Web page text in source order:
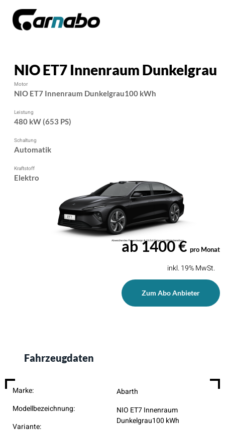
NIO ET7 Innenraum Dunkelgrau
Motor
NIO ET7 Innenraum Dunkelgrau100 kWh
Leistung
480 kW (653 PS)
Schaltung
Automatik
Kraftstoff
Elektro
ab 1400 € pro Monat
inkl. 19% MwSt.
Zum Abo Anbieter
Fahrzeugdaten
Marke:
Modellbezeichnung:
Variante:
Abarth
NIO ET7 Innenraum
Dunkelgrau100 kWh